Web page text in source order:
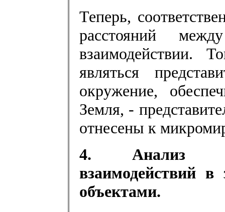
Теперь,
расстояний
взаимодействии.
являться
окружение,
Земля, -
отнесены к
4. Анализ
взаимодействий в
объектами.